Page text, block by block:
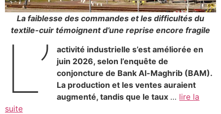
La faiblesse des commandes et les difficultés du
textile-cuir témoignent d’une reprise encore fragile
L’
activité industrielle s’est améliorée en
juin 2026, selon l’enquête de
conjoncture de Bank Al-Maghrib (BAM).
La production et les ventes auraient
augmenté, tandis que le taux … lire la
suite